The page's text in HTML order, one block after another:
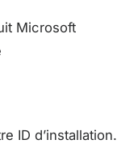
Microsoft
ID d’installation.